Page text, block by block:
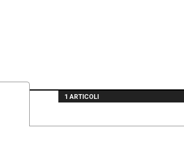
1 ARTICOLI